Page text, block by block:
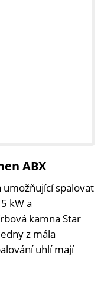
ABX
spalovat
kW a
kamna Star
z mála
uhlí mají